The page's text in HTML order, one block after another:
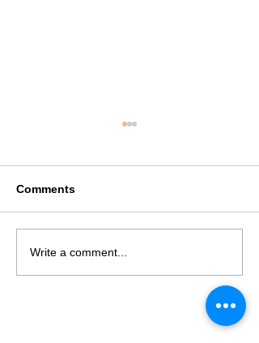
文字を読まない方は、お
取引ご遠慮ください
Comments
Write a comment...